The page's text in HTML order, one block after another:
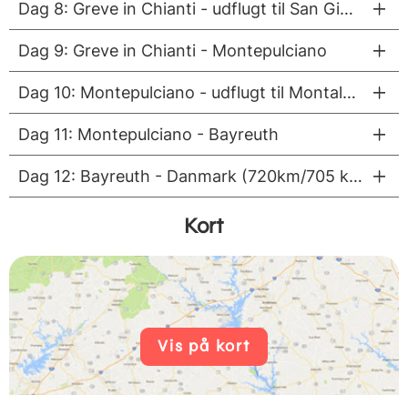
Dag 8: Greve in Chianti - udflugt til San Gimignano og Monteriggioni
Dag 9: Greve in Chianti - Montepulciano
Dag 10: Montepulciano - udflugt til Montalcino og klosteret Abbazia di Sant'Antimo
Dag 11: Montepulciano - Bayreuth
Dag 12: Bayreuth - Danmark (720km/705 km/550 km)
Kort
Vis på kort